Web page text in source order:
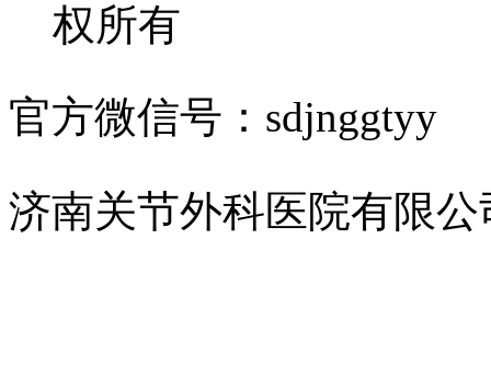
权所有
官方微信号：sdjnggtyy
济南关节外科医院有限公